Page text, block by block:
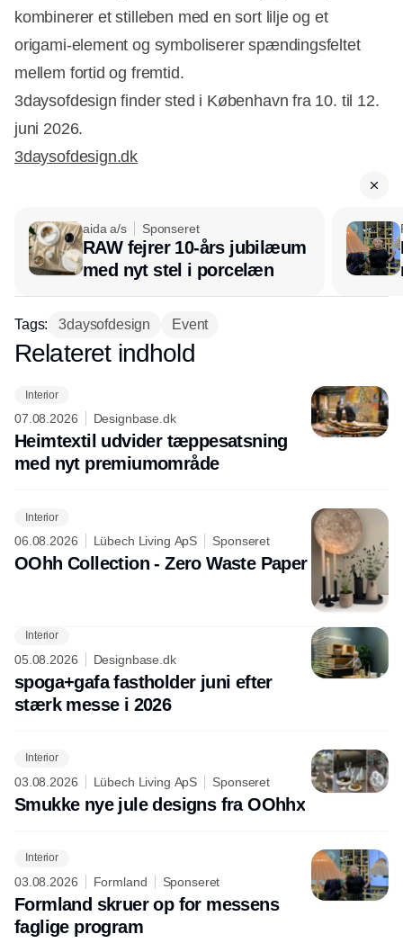
kombinerer et stilleben med en sort lilje og et
origami-element og symboliserer spændingsfeltet
mellem fortid og fremtid.
3daysofdesign finder sted i København fra 10. til 12.
juni 2026.
3daysofdesign.dk
aida a/s Sponseret
RAW fejrer 10-års jubilæum
med nyt stel i porcelæn
Tags: 3daysofdesign Event
Annonce
Relateret indhold
Interior
07.08.2026 Designbase.dk
Heimtextil udvider tæppesatsning
med nyt premiumområde
Interior
06.08.2026 Lübech Living ApS Sponseret
OOhh Collection - Zero Waste Paper
Interior
05.08.2026 Designbase.dk
spoga+gafa fastholder juni efter
stærk messe i 2026
Interior
03.08.2026 Lübech Living ApS Sponseret
Smukke nye jule designs fra OOhhx
Interior
03.08.2026 Formland Sponseret
Formland skruer op for messens
faglige program